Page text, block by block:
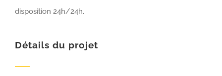
disposition 24h/24h.
Détails du projet